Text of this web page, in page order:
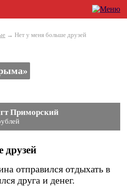
→ Нет у меня больше друзей
Приморский
друзей
отправился отдыхать в
друга и денег.